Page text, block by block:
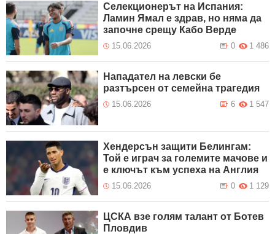
Селекционерът на Испания:
Ламин Ямал е здрав, но няма да
започне срещу Кабо Верде
15.06.2026 1 486
0
Нападател на левски бе
разтърсен от семейна трагедия
15.06.2026 1 547
6
Хендерсън защити Белингам:
Той е играч за големите мачове и
е ключът към успеха на Англия
15.06.2026 1 129
0
ЦСКА взе голям талант от Ботев
Пловдив